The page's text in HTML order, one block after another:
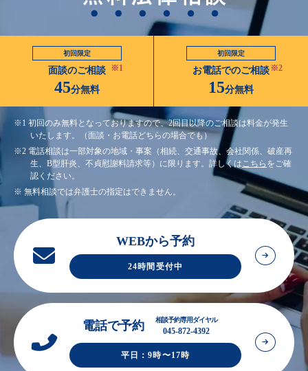
初回限定
※1
面談のご相談
45分無料
初回限定
※2
お電話でのご相談
15分無料
※1 初回のみ無料となっておりますので、2回目以降のご相談は料金が発生
いたします。（面談・お電話どちらの場合でも）
※2 電話相談は一部対象の地域・事案（相続、交通事故、会社関係、破産再
生、B型肝炎、不貞慰謝料請求等）に限ります。詳しくは こちら をご確
認ください。
※ 無料相談では弁護士の指定はできません。
WEBから予約
24時間受付中
電話で予約 相談予約専用ダイヤル
045-872-4392
平日：9時〜17時